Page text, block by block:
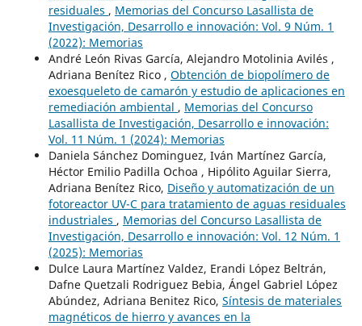
residuales , Memorias del Concurso Lasallista de
Investigación, Desarrollo e innovación: Vol. 9 Núm. 1
(2022): Memorias
André León Rivas García, Alejandro Motolinia Avilés ,
Adriana Benítez Rico , Obtención de biopolímero de
exoesqueleto de camarón y estudio de aplicaciones en
remediación ambiental , Memorias del Concurso
Lasallista de Investigación, Desarrollo e innovación:
Vol. 11 Núm. 1 (2024): Memorias
Daniela Sánchez Dominguez, Iván Martínez García,
Héctor Emilio Padilla Ochoa , Hipólito Aguilar Sierra,
Adriana Benítez Rico, Diseño y automatización de un
fotoreactor UV-C para tratamiento de aguas residuales
industriales , Memorias del Concurso Lasallista de
Investigación, Desarrollo e innovación: Vol. 12 Núm. 1
(2025): Memorias
Dulce Laura Martínez Valdez, Erandi López Beltrán,
Dafne Quetzali Rodriguez Bebia, Ángel Gabriel López
Abúndez, Adriana Benitez Rico, Síntesis de materiales
magnéticos de hierro y avances en la